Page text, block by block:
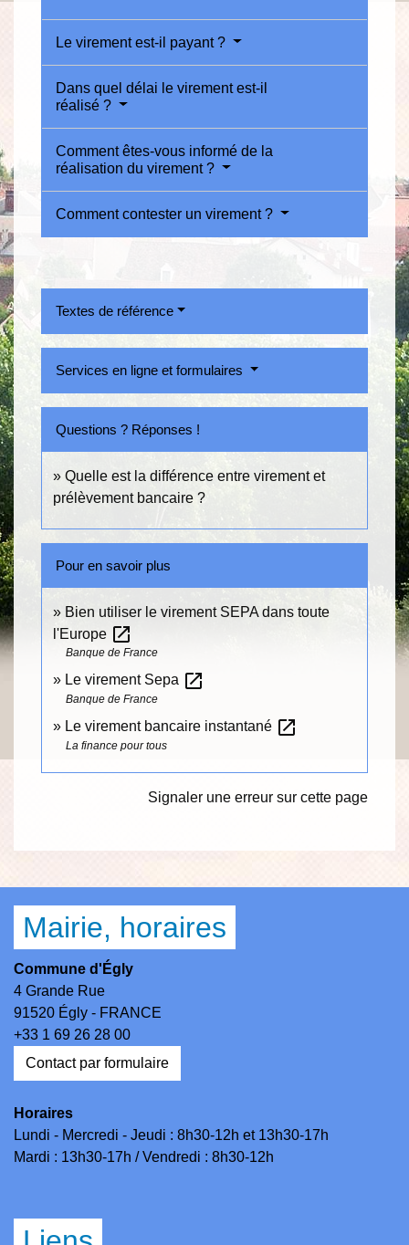
Le virement est-il payant ?
Dans quel délai le virement est-il
réalisé ?
Comment êtes-vous informé de la
réalisation du virement ?
Comment contester un virement ?
Textes de référence
Services en ligne et formulaires
Questions ? Réponses !
Quelle est la différence entre virement et
prélèvement bancaire ?
Pour en savoir plus
Bien utiliser le virement SEPA dans toute
l'Europe open_in_new
Banque de France
Le virement Sepa open_in_new
Banque de France
Le virement bancaire instantané open_in_new
La finance pour tous
Signaler une erreur sur cette page
Mairie, horaires
Commune d'Égly
4 Grande Rue
91520 Égly - FRANCE
+33 1 69 26 28 00
Contact par formulaire
Horaires
Lundi - Mercredi - Jeudi : 8h30-12h et 13h30-17h
Mardi : 13h30-17h / Vendredi : 8h30-12h